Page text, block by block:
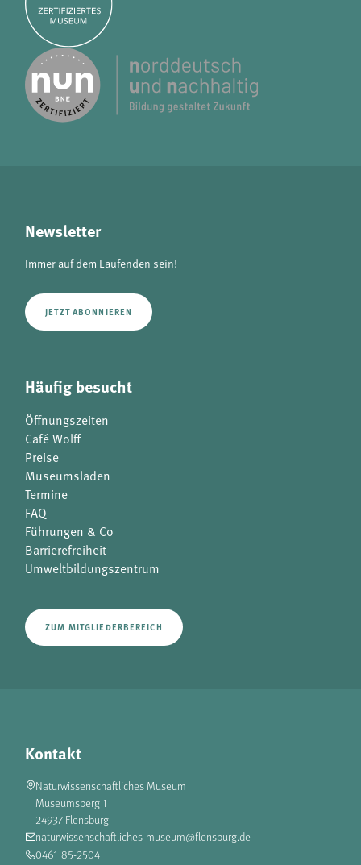
Newsletter
Immer auf dem Laufenden sein!
JETZT ABONNIEREN
Häufig besucht
Öffnungszeiten
Café Wolff
Preise
Museumsladen
Termine
FAQ
Führungen & Co
Barrierefreiheit
Umweltbildungszentrum
ZUM MITGLIEDERBEREICH
Kontakt
Naturwissenschaftliches Museum
Museumsberg 1
24937 Flensburg
naturwissenschaftliches-museum@flensburg.de
0461 85-2504